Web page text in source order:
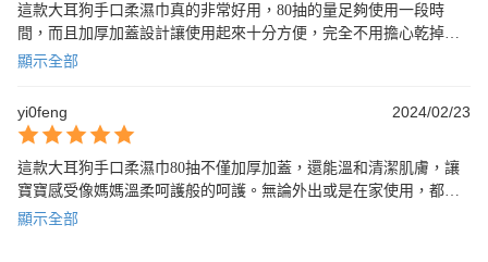
這款大耳狗手口柔濕巾真的非常好用，80抽的量足夠使用一段時
間，而且加厚加蓋設計讓使用起來十分方便，完全不用擔心乾掉的
問題。清新的香氣更加令人愛不釋手，真的是一款值得推薦的產
顯示全部
yi0feng 2024/02/23
這款大耳狗手口柔濕巾80抽不僅加厚加蓋，還能溫和清潔肌膚，讓
寶寶感受像媽媽溫柔呵護般的呵護。無論外出或是在家使用，都是
最方便的選擇。絕對值得推薦的好產品！
顯示全部